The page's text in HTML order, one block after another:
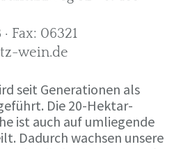
Fax: 06321
wein.de
seit Generationen als
Die 20-Hektar-
ist auch auf umliegende
Dadurch wachsen unsere